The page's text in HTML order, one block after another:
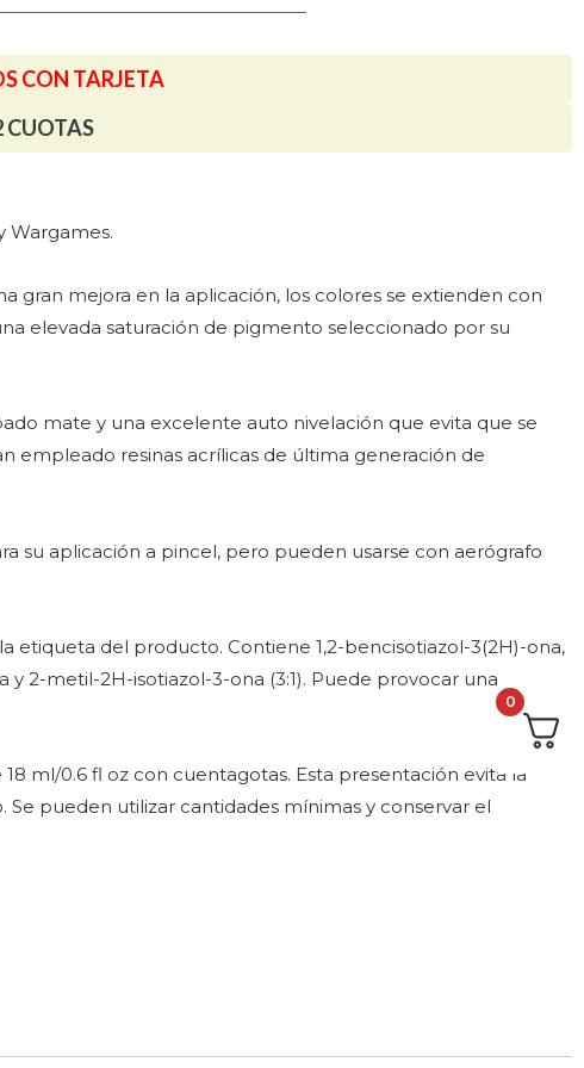
CON TARJETA
CUOTAS
Wargames.
gran mejora en la aplicación, los colores se extienden con
elevada saturación de pigmento seleccionado por su
mate y una excelente auto nivelación que evita que se
empleado resinas acrílicas de última generación de
su aplicación a pincel, pero pueden usarse con aerógrafo
etiqueta del producto. Contiene 1,2-bencisotiazol-3(2H)-ona,
2-metil-2H-isotiazol-3-ona (3:1). Puede provocar una
ml/0.6 fl oz con cuentagotas. Esta presentación evita la
pueden utilizar cantidades mínimas y conservar el
0